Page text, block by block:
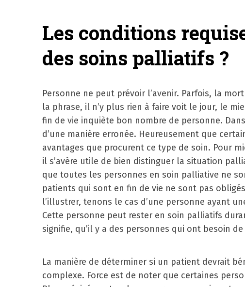
Les conditions
des soins palliatifs ?
Personne ne peut prévoir l’avenir. Parfois, la
la phrase, il n’y plus rien à faire voit le jour, le
fin de vie inquiète bon nombre de personne.
d’une manière erronée. Heureusement que
avantages que procurent ce type de soin. Pour
il s’avère utile de bien distinguer la situation
que toutes les personnes en soin palliative ne
patients qui sont en fin de vie ne sont pas
l’illustrer, tenons le cas d’une personne ayant
Cette personne peut rester en soin palliatifs
signifie, qu’il y a des personnes qui ont besoin
La manière de déterminer si un patient devrait
complexe. Force est de noter que certaines